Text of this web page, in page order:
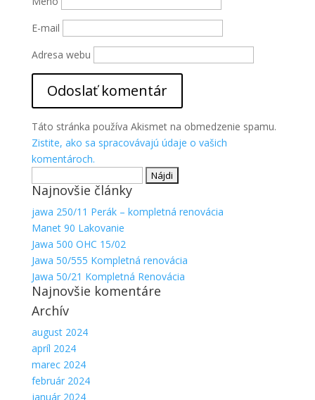
E-mail
Adresa webu
Táto stránka používa Akismet na obmedzenie spamu.
Zistite, ako sa spracovávajú údaje o vašich
komentároch.
Najnovšie články
jawa 250/11 Perák – kompletná renovácia
Manet 90 Lakovanie
Jawa 500 OHC 15/02
Jawa 50/555 Kompletná renovácia
Jawa 50/21 Kompletná Renovácia
Najnovšie komentáre
Archív
august 2024
apríl 2024
marec 2024
február 2024
január 2024
stránky.
Štatistiky
zlepšiť
funkčnosť
štruktúru
webovej
stránky na
spôsobu
používania
webovej
stránky.